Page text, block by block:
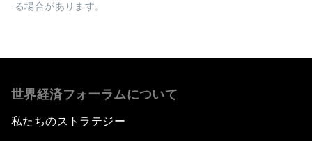
る場合があります。
世界経済フォーラムについて
私たちのストラテジー